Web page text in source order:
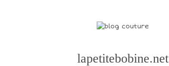
lapetitebobine.net